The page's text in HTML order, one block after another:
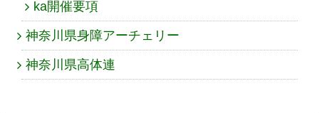
ka開催要項
神奈川県身障アーチェリー
神奈川県高体連